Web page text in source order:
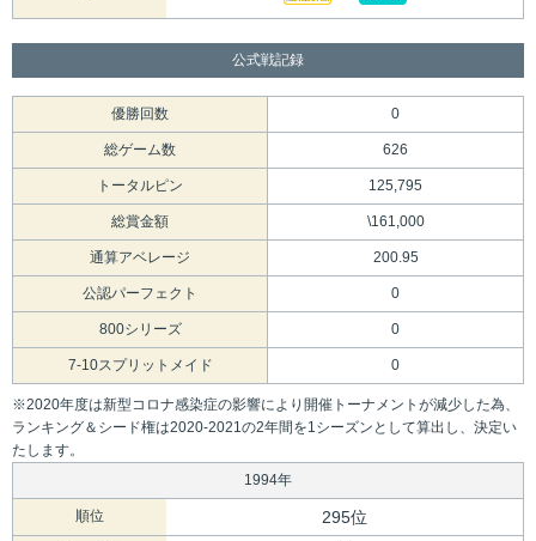
公式戦記録
優勝回数 0
総ゲーム数 626
トータルピン 125,795
総賞金額 \161,000
通算アベレージ 200.95
公認パーフェクト 0
800シリーズ 0
7-10スプリットメイド 0
※2020年度は新型コロナ感染症の影響により開催トーナメントが減少した為、
ランキング＆シード権は2020-2021の2年間を1シーズンとして算出し、決定い
たします。
1994年
順位 295位